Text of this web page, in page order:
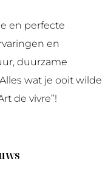
en perfecte
en
duurzame
wat je ooit wilde
de vivre”!